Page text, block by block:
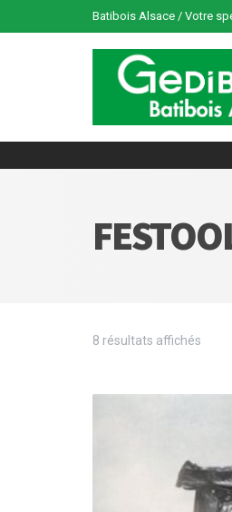
Batibois Alsace / Votre
8 résultats affichés